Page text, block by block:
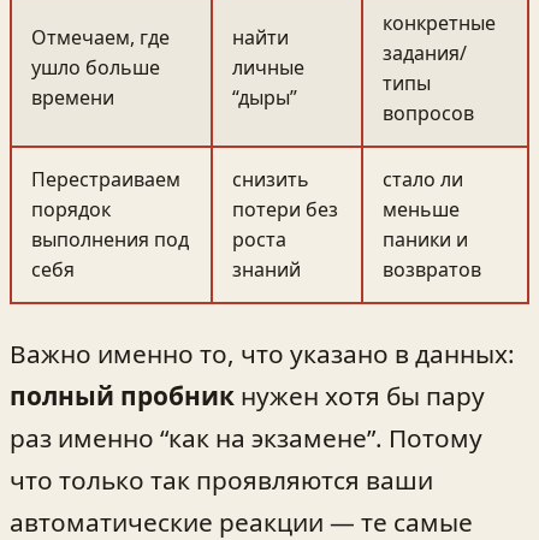
Отмечаем, где
ушло больше
времени
найти
личные
“дыры”
конкретные
задания/
типы
вопросов
Перестраиваем
порядок
выполнения под
себя
снизить
потери без
роста
знаний
стало ли
меньше
паники и
возвратов
Важно именно то, что указано в данных:
полный пробник нужен хотя бы пару
раз именно “как на экзамене”. Потому
что только так проявляются ваши
автоматические реакции — те самые